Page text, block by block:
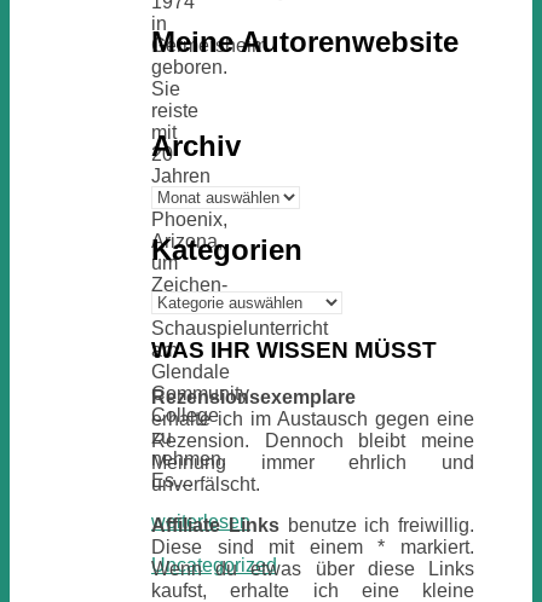
in
Germersheim
geboren.
Sie
reiste
mit
20
Jahren
nach
Phoenix,
Arizona,
um
Zeichen-
und
Schauspielunterricht
am
Glendale
Community
College
zu
nehmen.
Es…
weiterlesen
Uncategorized
Meine Autorenwebsite
Archiv
Archiv
Kategorien
Kategorien
WAS IHR WISSEN MÜSST
Rezensionsexemplare
erhalte ich im Austausch gegen eine
Rezension. Dennoch bleibt meine
Meinung immer ehrlich und
unverfälscht.
Affiliate Linksbenutze ich freiwillig.
Diese sind mit einem * markiert.
Wenn du etwas über diese Links
kaufst, erhalte ich eine kleine